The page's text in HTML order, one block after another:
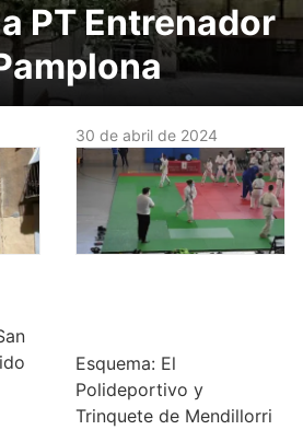
PT Entrenador
30 de abril de 2024
Esquema: El
Polideportivo y
Trinquete de Mendillorri